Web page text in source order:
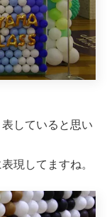
していると思い
現してますね。